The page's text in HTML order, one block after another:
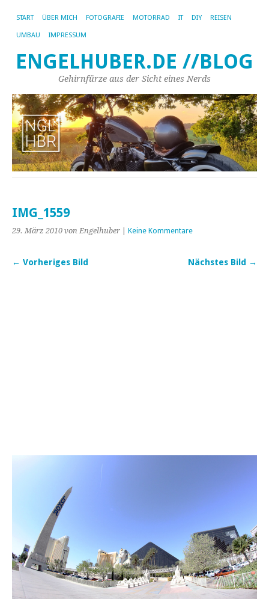
START ÜBER MICH FOTOGRAFIE MOTORRAD IT DIY REISEN
UMBAU IMPRESSUM
ENGELHUBER.DE //BLOG
Gehirnfürze aus der Sicht eines Nerds
IMG_1559
29. März 2010 von Engelhuber Keine Kommentare
← Vorheriges Bild Nächstes Bild →